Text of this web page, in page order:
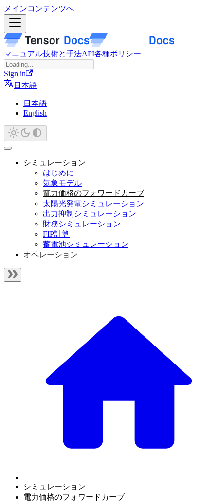
メインコンテンツへ
マニュアル技術と手法API各種ポリシー
Sign in
日本語
日本語
English
シミュレーション
はじめに
気象モデル
電力価格のフォワードカーブ
太陽光発電シミュレーション
出力抑制シミュレーション
財務シミュレーション
FIP計算
蓄電池シミュレーション
オペレーション
シミュレーション
電力価格のフォワードカーブ